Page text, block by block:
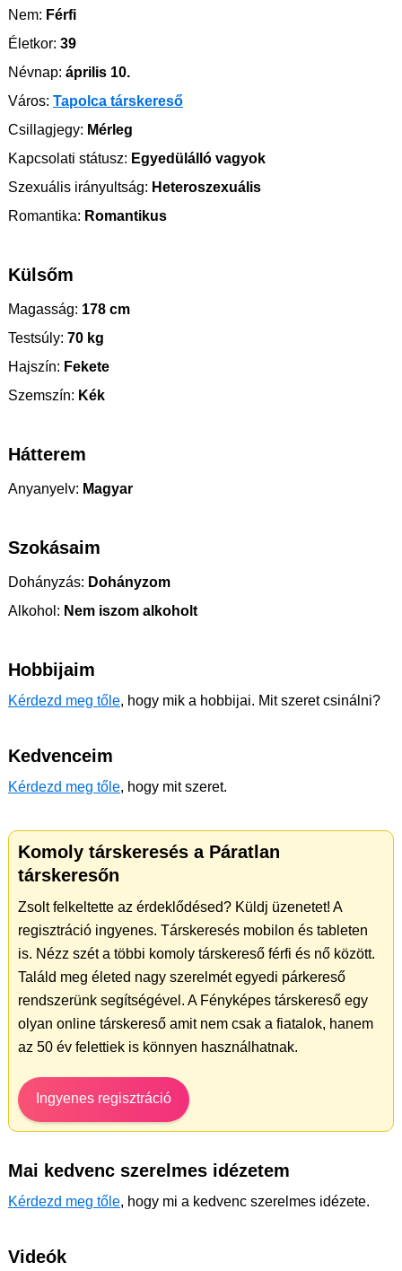
Nem: Férfi
Életkor: 39
Névnap: április 10.
Város: Tapolca társkereső
Csillagjegy: Mérleg
Kapcsolati státusz: Egyedülálló vagyok
Szexuális irányultság: Heteroszexuális
Romantika: Romantikus
Külsőm
Magasság: 178 cm
Testsúly: 70 kg
Hajszín: Fekete
Szemszín: Kék
Hátterem
Anyanyelv: Magyar
Szokásaim
Dohányzás: Dohányzom
Alkohol: Nem iszom alkoholt
Hobbijaim
Kérdezd meg tőle, hogy mik a hobbijai. Mit szeret csinálni?
Kedvenceim
Kérdezd meg tőle, hogy mit szeret.
Komoly társkeresés a Páratlan
társkeresőn
Zsolt felkeltette az érdeklődésed? Küldj üzenetet! A
regisztráció ingyenes. Társkeresés mobilon és tableten
is. Nézz szét a többi komoly társkereső férfi és nő között.
Találd meg életed nagy szerelmét egyedi párkereső
rendszerünk segítségével. A Fényképes társkereső egy
olyan online társkereső amit nem csak a fiatalok, hanem
az 50 év felettiek is könnyen használhatnak.
Ingyenes regisztráció
Mai kedvenc szerelmes idézetem
Kérdezd meg tőle, hogy mi a kedvenc szerelmes idézete.
Videók